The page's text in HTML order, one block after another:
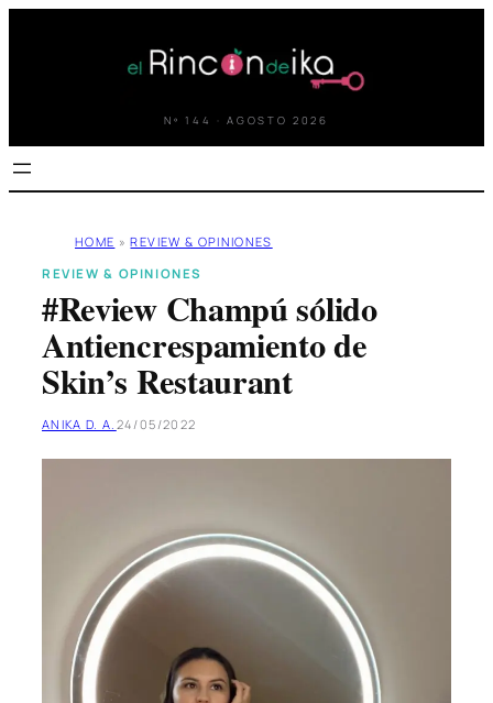
Nº 144 · AGOSTO 2026
HOME » REVIEW & OPINIONES
REVIEW & OPINIONES
#Review Champú sólido
Antiencrespamiento de
Skin’s Restaurant
ANIKA D. A. 24/05/2022